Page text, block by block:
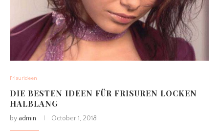
Frisurideen
DIE BESTEN IDEEN FÜR FRISUREN LOCKEN
HALBLANG
by admin October 1, 2018